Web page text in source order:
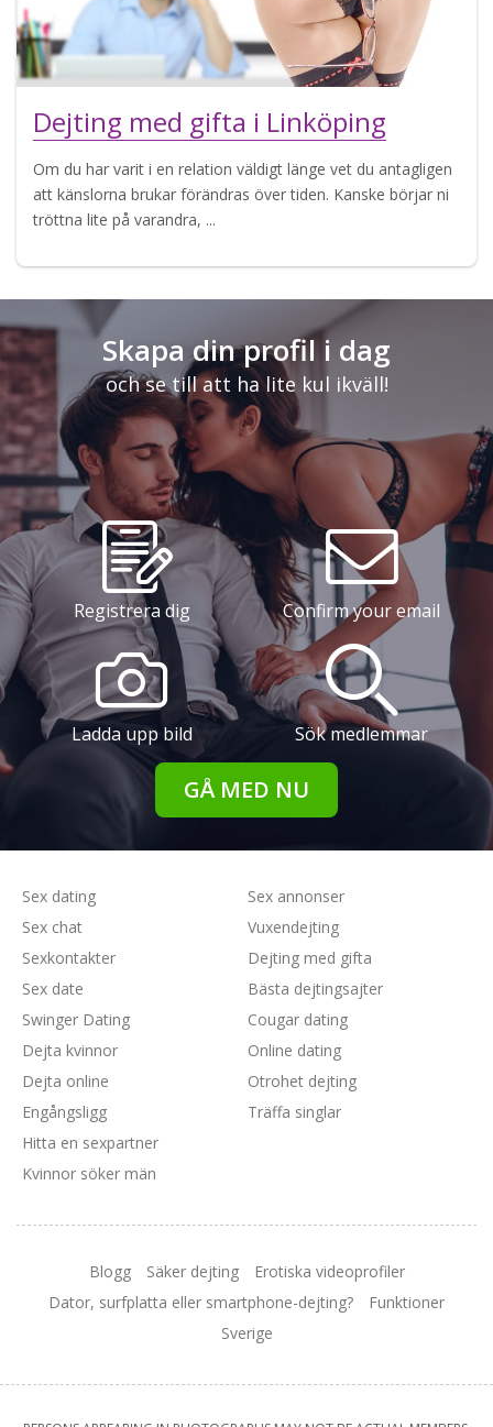
Dejting med gifta i Linköping
Om du har varit i en relation väldigt länge vet du antagligen
att känslorna brukar förändras över tiden. Kanske börjar ni
tröttna lite på varandra, ...
Skapa din profil i dag
och se till att ha lite kul ikväll!
Registrera dig Confirm your email
Ladda upp bild Sök medlemmar
GÅ MED NU
Sex dating
Sex chat
Sexkontakter
Sex date
Swinger Dating
Sex annonser
Vuxendejting
Dejting med gifta
Bästa dejtingsajter
Cougar dating
Dejta kvinnor
Dejta online
Engångsligg
Hitta en sexpartner
Kvinnor söker män
Online dating
Otrohet dejting
Träffa singlar
Blogg Säker dejting
Erotiska videoprofiler
Dator, surfplatta eller smartphone-dejting?
Funktioner
Sverige